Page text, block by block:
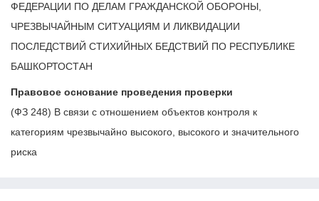
ФЕДЕРАЦИИ ПО ДЕЛАМ ГРАЖДАНСКОЙ ОБОРОНЫ,
ЧРЕЗВЫЧАЙНЫМ СИТУАЦИЯМ И ЛИКВИДАЦИИ
ПОСЛЕДСТВИЙ СТИХИЙНЫХ БЕДСТВИЙ ПО РЕСПУБЛИКЕ
БАШКОРТОСТАН
Правовое основание проведения проверки
(ФЗ 248) В связи с отношением объектов контроля к
категориям чрезвычайно высокого, высокого и значительного
риска